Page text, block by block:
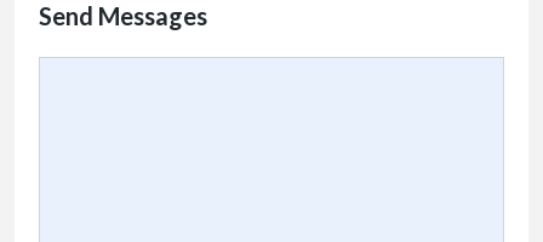
Send Messages